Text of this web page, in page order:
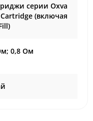
серии Oxva
(включая
0,8 Ом